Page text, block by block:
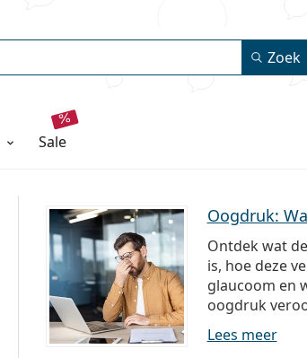
Zoek
sale
Oogdruk:
Ontdek wat
is, hoe deze
glaucoom en
oogdruk
Lees meer